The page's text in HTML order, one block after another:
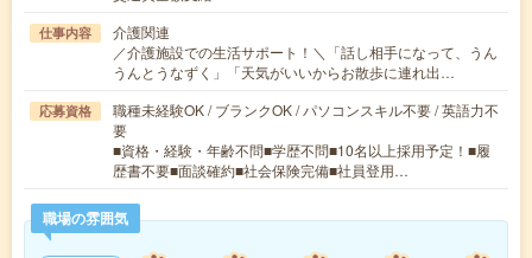
仕事内容
介護関連
／介護施設での生活サポート！＼「話し相手になって、うん
うんとうなずく」「天気がいいからお散歩に連れ出…
応募資格
職種未経験OK / ブランクOK / パソコンスキル不要 / 英語力不
要
■資格・経験・年齢不問■学歴不問■10名以上採用予定！■履
歴書不要■面談確約■社会保険完備■社員登用…
職場の雰囲気